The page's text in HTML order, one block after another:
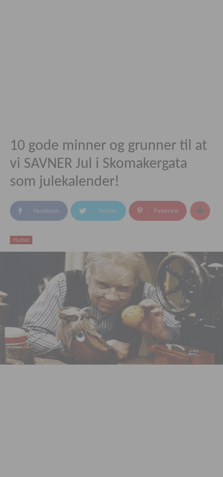
10 gode minner og grunner til at
vi SAVNER Jul i Skomakergata
som julekalender!
Facebook Twitter Pinterest
Humor